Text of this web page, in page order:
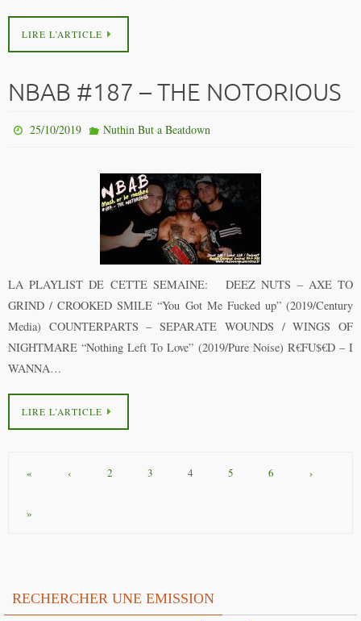
LIRE L’ARTICLE
NBAB #187 – THE NOTORIOUS
25/10/2019 Nuthin But a Beatdown
LA PLAYLIST DE CETTE SEMAINE: DEEZ NUTS – AXE TO
GRIND / CROOKED SMILE “You Got Me Fucked up” (2019/Century
Media) COUNTERPARTS – SEPARATE WOUNDS / WINGS OF
NIGHTMARE “Nothing Left To Love” (2019/Pure Noise) R€FU$€D – I
WANNA…
LIRE L’ARTICLE
« ‹ 2 3 4 5 6 ›
»
RECHERCHER UNE EMISSION